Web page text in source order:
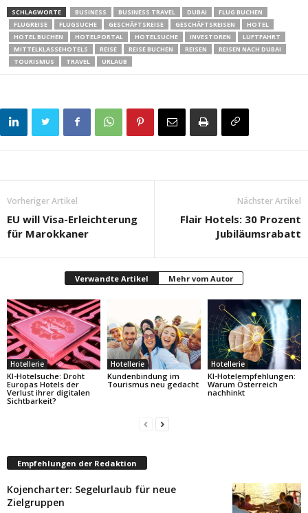
SCHLAGWORTE BUSINESS BUSINESS TRAVEL DUBAI
FLUG BUCHEN
FLUGREISE
FLUGSUCHE GESCHÄFTSREISE GESCHÄFTSREISEN
HOTEL
HOTEL BUCHEN
HOTELPORTAL HOTELSUCHE INVESTOREN
LUFTFAHRT
MITTELKLASSEHOTELS
REISE REISE BUCHEN REISEN
REISEN NACH DUBAI
TOURISMUS
TRAVEL URLAUB
Vorheriger Artikel
EU will Visa-Erleichterung
für Marokkaner
Nächster Artikel
Flair Hotels: 30 Prozent
Jubiläumsrabatt
Verwandte Artikel Mehr vom Autor
Hotellerie
KI-Hotelsuche: Droht
Europas Hotels der
Verlust ihrer digitalen
Sichtbarkeit?
Hotellerie
Kundenbindung im
Tourismus neu gedacht
Hotellerie
KI-Hotelempfehlungen:
Warum Österreich
nachhinkt
Empfehlungen der Redaktion
Kojencharter: Segelurlaub für neue
Zielgruppen